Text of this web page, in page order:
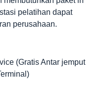
pelatihan dapat
perusahaan.
(Gratis Antar jemput